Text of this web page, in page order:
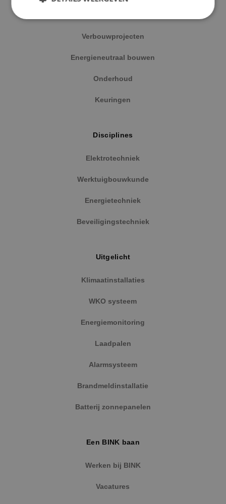
Verbouwprojecten
Energieneutraal bouwen
Onderhoud
Keuringen
Disciplines
Elektrotechniek
Werktuigbouwkunde
Energietechniek
Beveiligingstechniek
Uitgelicht
Klimaatinstallaties
WKO systeem
Energiemonitoring
Laadpalen
Alarmsysteem
Brandmeldinstallatie
Batterij zonnepanelen
Een BINK baan
Werken bij BINK
Vacatures
Strikt noodzakelijk Prestatie
Functioneel
Niet-geclassificeerd
kernfunctionaliteiten van de website mogelijk, zoals
website kan niet goed worden gebruikt zonder de
strikt noodzakelijke cookies.
VISITOR_PRIVACY_METADATA
Google Privacy Policy